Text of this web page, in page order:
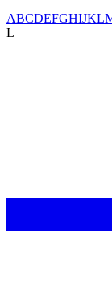
ABCDEFGHIJKL
L